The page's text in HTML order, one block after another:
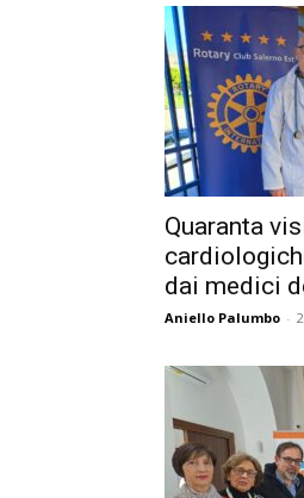
Quaranta
dai medici
Aniello Palumbo -